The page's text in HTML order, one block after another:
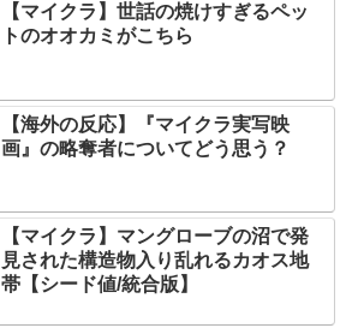
【マイクラ】世話の焼けすぎるペッ
トのオオカミがこちら
【海外の反応】『マイクラ実写映
画』の略奪者についてどう思う？
【マイクラ】マングローブの沼で発
見された構造物入り乱れるカオス地
帯【シード値/統合版】